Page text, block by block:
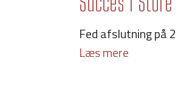
Fed afslutning på
Læs mere